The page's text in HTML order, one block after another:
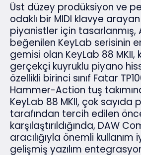
Üst düzey prodüksiyon ve
odaklı bir MIDI klavye
piyanistler için tasarlanmış,
beğenilen KeyLab serisinin
gemisi olan KeyLab 88 MKII,
gerçekçi kuyruklu piyano
özellikli birinci sınıf Fatar
Hammer-Action tuş
KeyLab 88 MKII, çok sayıda
tarafından tercih edilen
karşılaştırıldığında, DAW
aracılığıyla önemli
gelişmiş yazılım